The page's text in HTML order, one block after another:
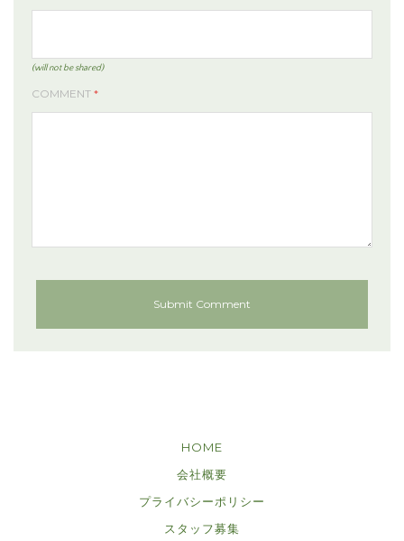
(will not be shared)
COMMENT *
HOME
会社概要
プライバシーポリシー
スタッフ募集